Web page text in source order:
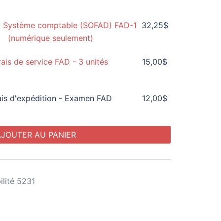
:
12,00$
Système comptable (SOFAD) FAD-1
(numérique seulement)
32,25$
de service FAD - 3 unités 15,00$
d'expédition - Examen FAD 12,00$
AU PANIER
5231